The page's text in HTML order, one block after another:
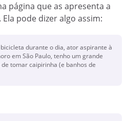
página que as apresenta a
pode dizer algo assim:
durante o dia, ator aspirante à
em São Paulo, tenho um grande
tomar caipirinha (e banhos de